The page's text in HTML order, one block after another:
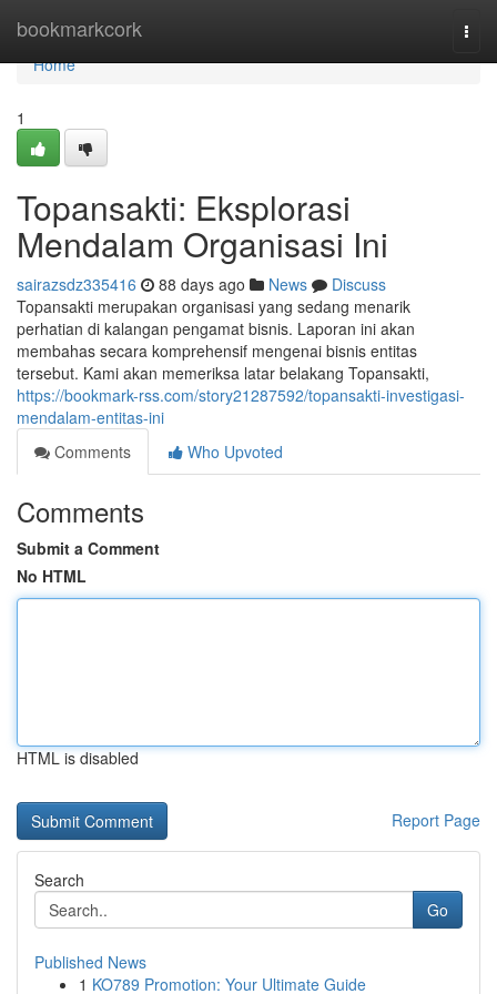
bookmarkcork
Home
Home
1
Topansakti: Eksplorasi
Mendalam Organisasi Ini
sairazsdz335416 88 days ago News
Discuss
Topansakti merupakan organisasi yang sedang menarik
perhatian di kalangan pengamat bisnis. Laporan ini akan
membahas secara komprehensif mengenai bisnis entitas
tersebut. Kami akan memeriksa latar belakang Topansakti,
https://bookmark-rss.com/story21287592/topansakti-investigasi-
mendalam-entitas-ini
Comments
Who Upvoted
Comments
Submit a Comment
No HTML
HTML is disabled
Report Page
Search
Go
Published News
1 KO789 Promotion: Your Ultimate Guide